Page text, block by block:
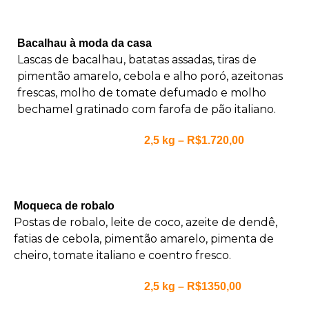
Bacalhau à moda da casa
Lascas de bacalhau, batatas assadas, tiras de
pimentão amarelo, cebola e alho poró, azeitonas
frescas, molho de tomate defumado e molho
bechamel gratinado com farofa de pão italiano.
2,5 kg – R$1.720,00
Moqueca de robalo
Postas de robalo, leite de coco, azeite de dendê,
fatias de cebola, pimentão amarelo, pimenta de
cheiro, tomate italiano e coentro fresco.
2,5 kg – R$1350,00